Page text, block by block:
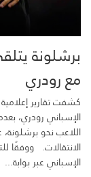
برشلونة
مع رودري
كشفت تقارير
الإسباني رودري،
اللاعب نحو
الانتقالات. ووفقًا
الإسباني عبر بوابة...